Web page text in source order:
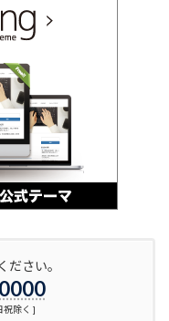
ださい。
祝除く ]